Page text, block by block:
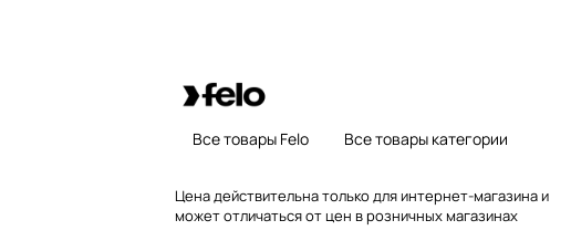
Все товары Felo Все товары категории
Цена действительна только для интернет-магазина и
может отличаться от цен в розничных магазинах